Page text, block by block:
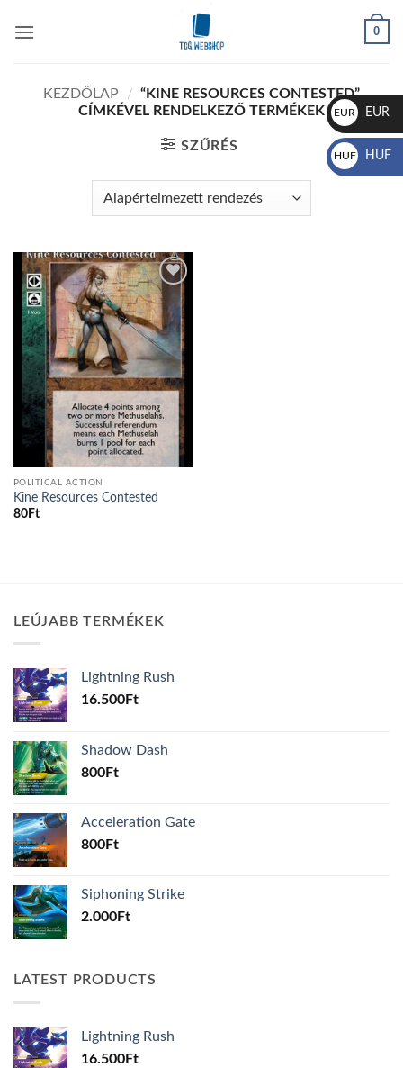
0
KEZDŐLAP / “KINE RESOURCES CONTESTED”
CÍMKÉVEL RENDELKEZŐ TERMÉKEK
SZŰRÉS
Add to
wishlist
POLITICAL ACTION
Kine Resources Contested
80Ft
LEÚJABB TERMÉKEK
Lightning Rush
16.500Ft
Shadow Dash
800Ft
Acceleration Gate
800Ft
Siphoning Strike
2.000Ft
LATEST PRODUCTS
Lightning Rush
16.500Ft
EUR
€
EUR
HUF
Ft
HUF